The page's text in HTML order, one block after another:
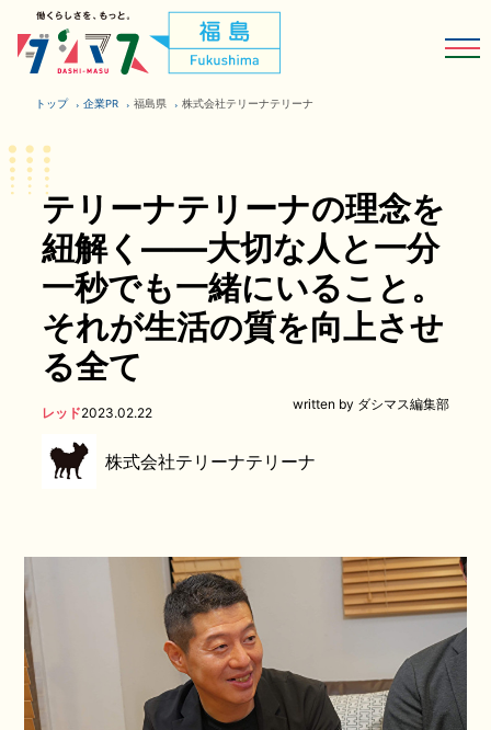
トップ 企業PR 福島県 株式会社テリーナテリーナ
テリーナテリーナの理念を
紐解く――大切な人と一分
一秒でも一緒にいること。
それが生活の質を向上させ
る全て
レッド2023.02.22
written by ダシマス編集部
株式会社テリーナテリーナ